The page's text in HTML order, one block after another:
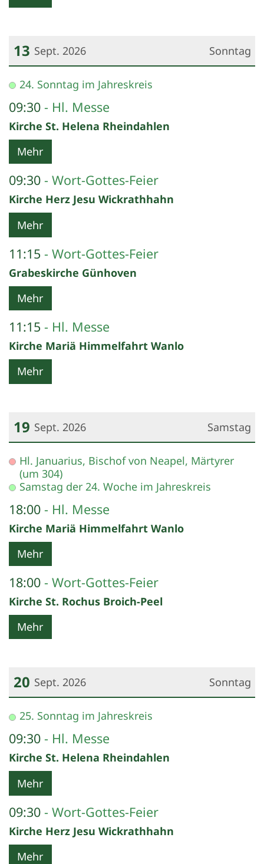
Sonntag
13 Sept. 2026
Datum: 13. September 2026
24. Sonntag im Jahreskreis
09:30 Hl. Messe
Kirche St. Helena Rheindahlen
Mehr
09:30 Wort-Gottes-Feier
Kirche Herz Jesu Wickrathhahn
Mehr
11:15 Wort-Gottes-Feier
Grabeskirche Günhoven
Mehr
11:15 Hl. Messe
Kirche Mariä Himmelfahrt Wanlo
Mehr
Samstag
19 Sept. 2026
Datum: 19. September 2026
Hl. Januarius, Bischof von Neapel, Märtyrer
(um 304)
Samstag der 24. Woche im Jahreskreis
18:00 Hl. Messe
Kirche Mariä Himmelfahrt Wanlo
Mehr
18:00 Wort-Gottes-Feier
Kirche St. Rochus Broich-Peel
Mehr
Sonntag
20 Sept. 2026
Datum: 20. September 2026
25. Sonntag im Jahreskreis
09:30 Hl. Messe
Kirche St. Helena Rheindahlen
Mehr
09:30 Wort-Gottes-Feier
Kirche Herz Jesu Wickrathhahn
Mehr